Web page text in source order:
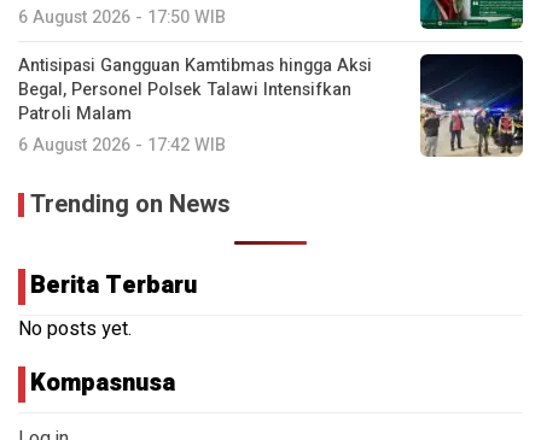
6 August 2026 - 17:50 WIB
Antisipasi Gangguan Kamtibmas hingga Aksi
Begal, Personel Polsek Talawi Intensifkan
Patroli Malam
6 August 2026 - 17:42 WIB
Trending on News
Berita Terbaru
No posts yet.
Kompasnusa